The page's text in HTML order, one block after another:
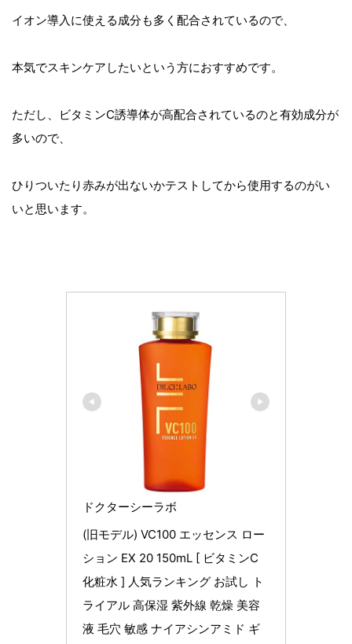
イオン導入に使える成分も多く配合されているので、
本気でスキンケアしたいという方におすすめです。
ただし、ビタミンC誘導体が高配合されているのと有効成分が
多いので、
ひりついたり赤みが出ないかテストしてから使用するのがい
いと思います。
ドクターシーラボ
(旧モデル) VC100 エッセンス ロー
ション EX 20 150mL [ ビタミンC
化粧水 ] 人気ランキング お試し ト
ライアル 高保湿 紫外線 乾燥 美容
液 毛穴 敏感 ナイアシンアミド ギ